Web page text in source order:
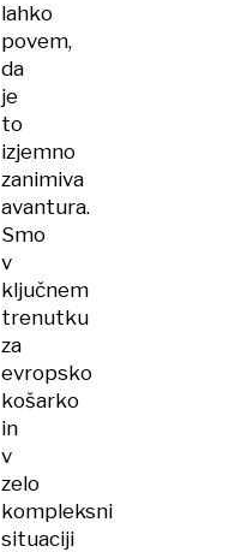
lahko
povem,
da
je
to
izjemno
zanimiva
avantura.
Smo
v
ključnem
trenutku
za
evropsko
košarko
in
v
zelo
kompleksni
situaciji